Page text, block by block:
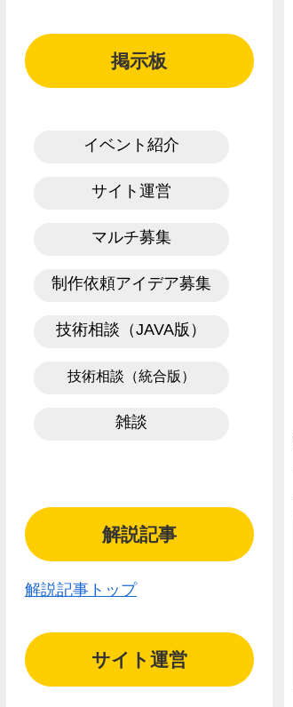
掲示板
イベント紹介
サイト運営
マルチ募集
制作依頼アイデア募集
技術相談（JAVA版）
技術相談（統合版）
雑談
解説記事
解説記事トップ
サイト運営